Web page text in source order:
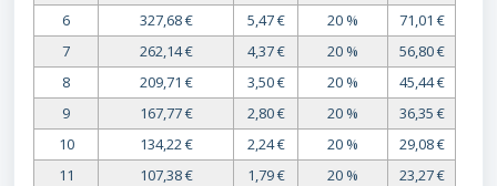
6
327,68 € 5,47 € 20 %
71,01 €
7
262,14 € 4,37 € 20 %
56,80 €
8
209,71 € 3,50 € 20 %
45,44 €
9
167,77 € 2,80 € 20 %
36,35 €
10
134,22 € 2,24 € 20 %
29,08 €
11
107,38 € 1,79 € 20 %
23,27 €